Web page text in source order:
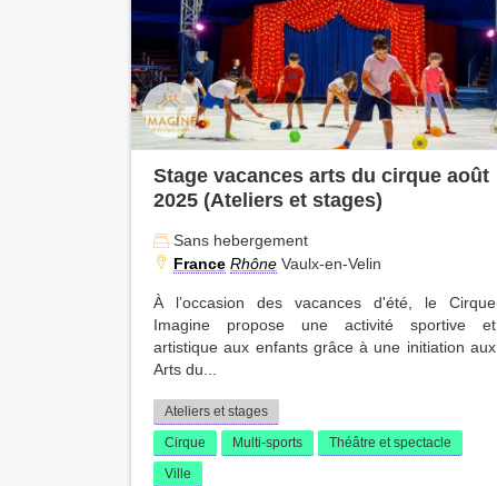
Stage vacances arts du cirque août
2025 (Ateliers et stages)
Sans hebergement
France Rhône Vaulx-en-Velin
À l’occasion des vacances d'été, le Cirque
Imagine propose une activité sportive et
artistique aux enfants grâce à une initiation aux
Arts du...
Ateliers et stages
Cirque
Multi-sports
Théâtre et spectacle
Ville